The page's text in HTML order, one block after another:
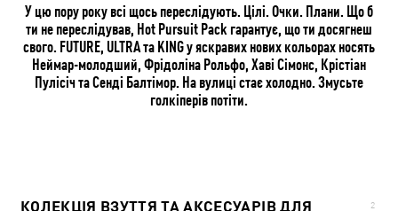
У цю пору року всі щось переслідують. Цілі. Очки. Плани. Що б
ти не переслідував, Hot Pursuit Pack гарантує, що ти досягнеш
свого. FUTURE, ULTRA та KING у яскравих нових кольорах носять
Неймар-молодший, Фрідоліна Рольфо, Хаві Сімонс, Крістіан
Пулісіч та Сенді Балтімор. На вулиці стає холодно. Змусьте
голкіперів потіти.
КОЛЕКЦІЯ ВЗУТТЯ ТА АКСЕСУАРІВ ДЛЯ
2